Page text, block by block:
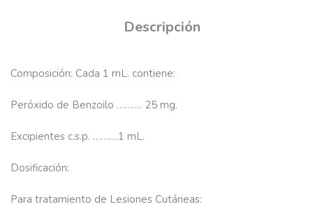
Descripción
Composición: Cada 1 mL. contiene:
Peróxido de Benzoilo ………. 25 mg.
Excipientes c.s.p. ……….1 mL.
Dosificación:
Para tratamiento de Lesiones Cutáneas: